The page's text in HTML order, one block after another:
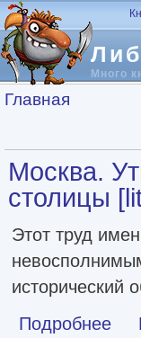
Перейти к основному
Много
Вы здесь
Главная
Москва.
столицы
Этот труд
исторический
Подробнее о